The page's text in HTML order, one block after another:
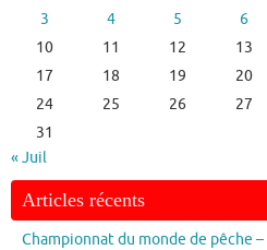
3
4 5 6
10
11 12 13
17
18 19 20
24
25 26 27
31
« Juil
Articles récents
Championnat du monde de pêche